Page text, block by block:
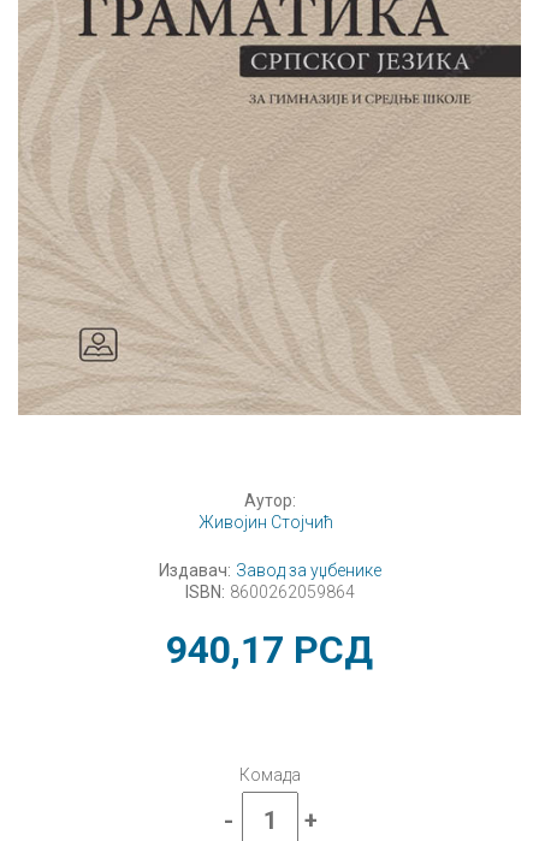
Аутор:
Живојин Стојчић
Издавач: Завод за уџбенике
ISBN: 8600262059864
940,17 РСД
Комада
-
Српски
+